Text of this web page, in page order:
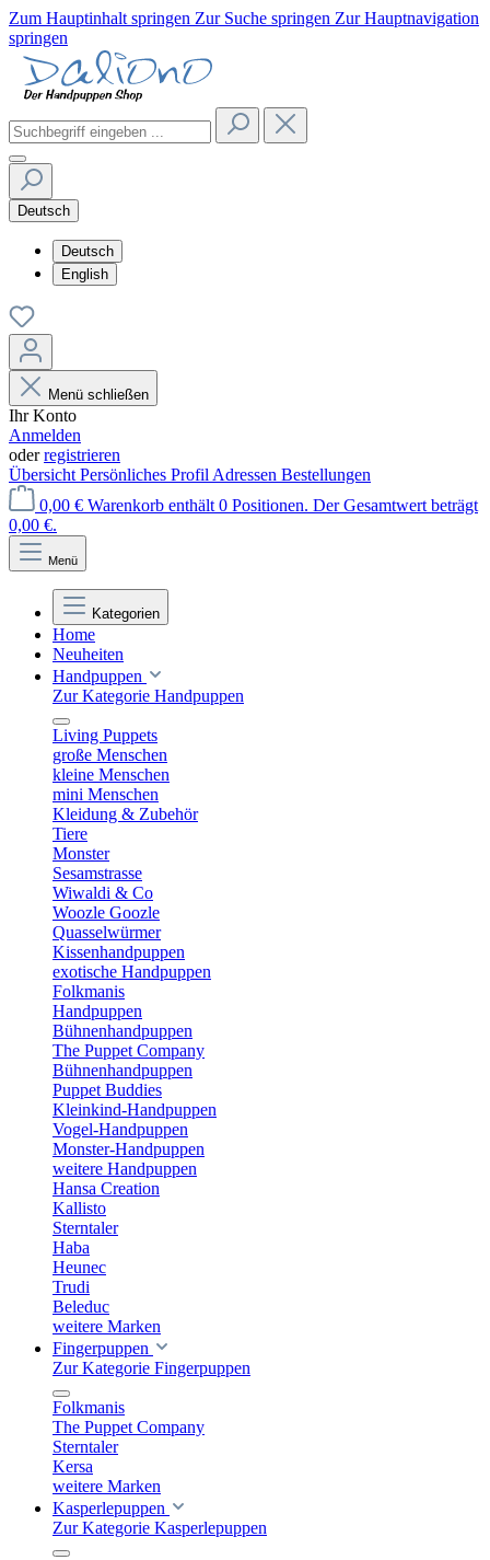
Zum Hauptinhalt springen Zur Suche springen Zur Hauptnavigation
springen
Deutsch
Deutsch
English
Menü schließen
Ihr Konto
Anmelden
oderregistrieren
Übersicht Persönliches Profil Adressen Bestellungen
0,00 € Warenkorb enthält 0 Positionen. Der Gesamtwert beträgt
0,00 €.
Menü
Kategorien
Home
Neuheiten
Handpuppen
Zur Kategorie Handpuppen
Living Puppets
große Menschen
kleine Menschen
mini Menschen
Kleidung & Zubehör
Tiere
Monster
Sesamstrasse
Wiwaldi & Co
Woozle Goozle
Quasselwürmer
Kissenhandpuppen
exotische Handpuppen
Folkmanis
Handpuppen
Bühnenhandpuppen
The Puppet Company
Bühnenhandpuppen
Puppet Buddies
Kleinkind-Handpuppen
Vogel-Handpuppen
Monster-Handpuppen
weitere Handpuppen
Hansa Creation
Kallisto
Sterntaler
Haba
Heunec
Trudi
Beleduc
weitere Marken
Fingerpuppen
Zur Kategorie Fingerpuppen
Folkmanis
The Puppet Company
Sterntaler
Kersa
weitere Marken
Kasperlepuppen
Zur Kategorie Kasperlepuppen